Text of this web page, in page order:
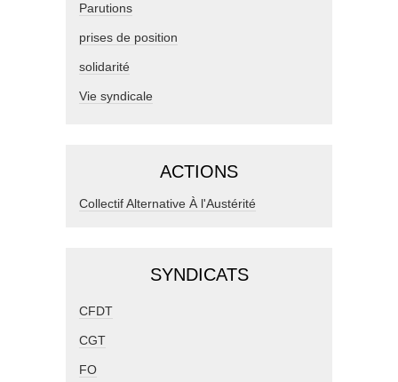
Parutions
prises de position
solidarité
Vie syndicale
ACTIONS
Collectif Alternative À l'Austérité
SYNDICATS
CFDT
CGT
FO